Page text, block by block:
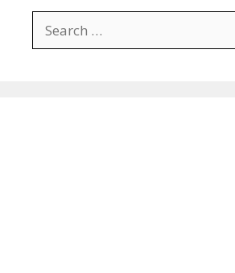
Search
for: